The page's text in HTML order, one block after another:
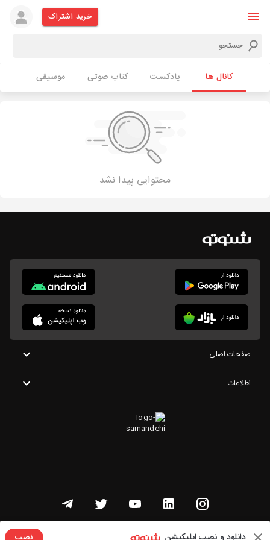
خرید اشتراک
کانال ها پادکست کتاب صوتی موسیقی
محتوایی پیدا نشد
صفحات اصلی
اطلاعات
تمامی حقوق این وبسایت متعلق به شنوتو است